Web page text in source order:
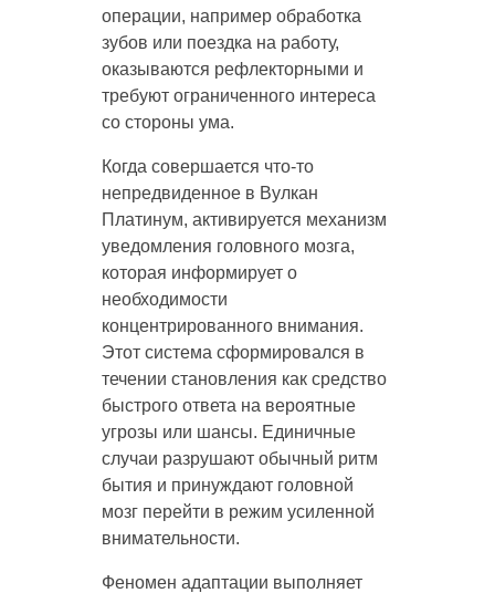
операции, например обработка
зубов или поездка на работу,
оказываются рефлекторными и
требуют ограниченного интереса
со стороны ума.
Когда совершается что-то
непредвиденное в Вулкан
Платинум, активируется механизм
уведомления головного мозга,
которая информирует о
необходимости
концентрированного внимания.
Этот система сформировался в
течении становления как средство
быстрого ответа на вероятные
угрозы или шансы. Единичные
случаи разрушают обычный ритм
бытия и принуждают головной
мозг перейти в режим усиленной
внимательности.
Феномен адаптации выполняет